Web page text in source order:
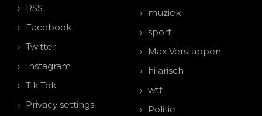
RSS
Facebook
Twitter
Instagram
Tik Tok
Privacy settings
muziek
sport
Max Verstappen
hilarisch
wtf
Politie